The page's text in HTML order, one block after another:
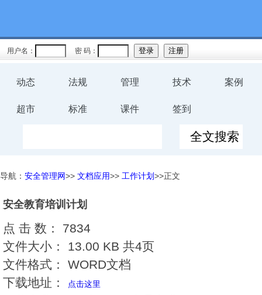
用户名： 密 码：
动态 法规 管理 技术 案例
超市 标准 课件 签到
导航： 安全管理网>> 文档应用>> 工作计划>>正文
安全教育培训计划
点 击 数： 7834
文件大小： 13.00 KB 共4页
文件格式：
WORD文档
下载地址：
点击这里